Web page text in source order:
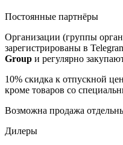
Постоянные партнёры
Организации (группы
зарегистрированы в
Group и регулярно
10% скидка к отпускной
кроме товаров со
Возможна продажа
Дилеры